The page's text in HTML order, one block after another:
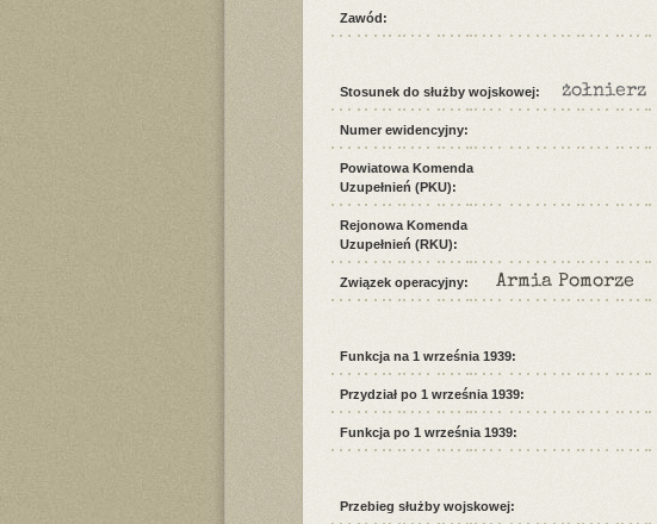
Zawód:
Stosunek do służby wojskowej: żołnierz
Numer ewidencyjny:
Powiatowa Komenda
Uzupełnień (PKU):
Rejonowa Komenda
Uzupełnień (RKU):
Związek operacyjny: Armia Pomorze
Funkcja na 1 września 1939:
Przydział po 1 września 1939:
Funkcja po 1 września 1939:
Przebieg służby wojskowej: